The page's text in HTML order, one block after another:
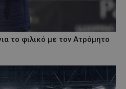
το φιλικό με τον Ατρόμητο